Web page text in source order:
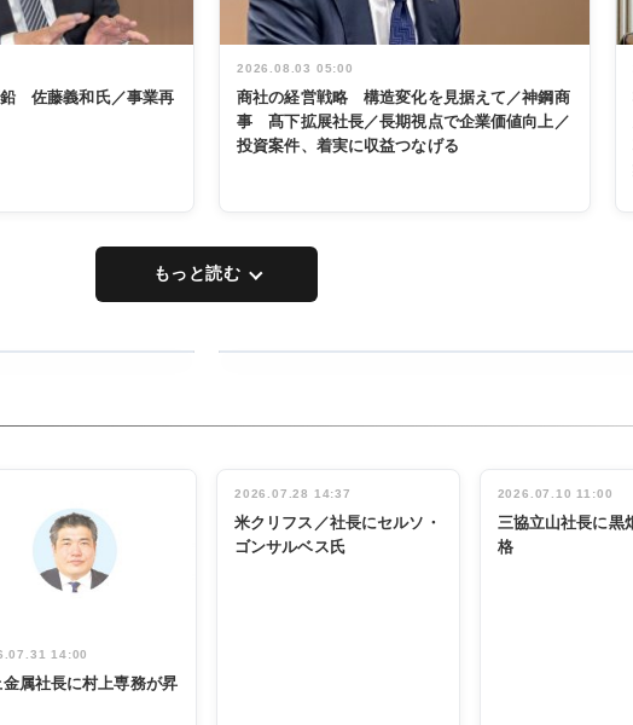
佐藤義和氏／事業再
2026.08.03 05:00
商社の経営戦略 構造変化を見据えて／神鋼商
事 髙下拡展社長／長期視点で企業価値向上／
投資案件、着実に収益つなげる
もっと読む
念祝う 業界
関係者ら220
人出席
14:00
属社長に村上専務が昇
2026.07.28 14:37
米クリフス／社長にセルソ・
ゴンサルベス氏
2026.07.10 11:00
三協立山社長に黒
格